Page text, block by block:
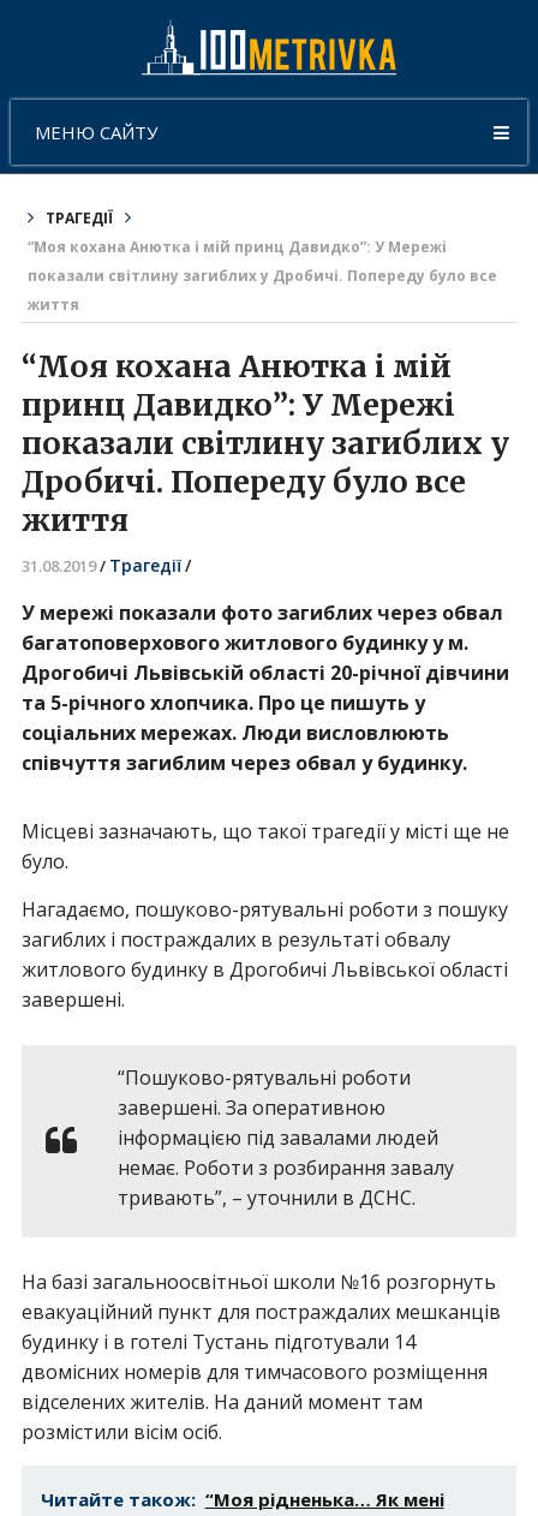
МЕНЮ САЙТУ
ТРАГЕДІЇ
“Моя кохана Анютка і мій принц Давидко”: У Мережі
показали світлину загиблих у Дробичі. Попереду було все
життя
“Моя кохана Анютка і мій
принц Давидко”: У Мережі
показали світлину загиблих у
Дробичі. Попереду було все
життя
31.08.2019/ Трагедії/
У мережі показали фото загиблих через обвал
багатоповерхового житлового будинку у м.
Дрогобичі Львівській області 20-річної дівчини
та 5-річного хлопчика. Про це пишуть у
соціальних мережах. Люди висловлюють
співчуття загиблим через обвал у будинку.
Місцеві зазначають, що такої трагедії у місті ще не
було.
Нагадаємо, пошуково-рятувальні роботи з пошуку
загиблих і постраждалих в результаті обвалу
житлового будинку в Дрогобичі Львівської області
завершені.
“Пошуково-рятувальні роботи
завершені. За оперативною
інформацією під завалами людей
немає. Роботи з розбирання завалу
тривають”, – уточнили в ДСНС.
На базі загальноосвітньої школи №16 розгорнуть
евакуаційний пункт для постраждалих мешканців
будинку і в готелі Тустань підготували 14
двомісних номерів для тимчасового розміщення
відселених жителів. На даний момент там
розмістили вісім осіб.
Читайте також: “Моя рідненька… Як мені